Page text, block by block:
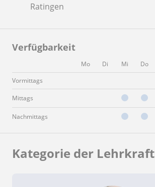
Ratingen
Verfügbarkeit
Mo Di Mi Do
Vormittags
Mittags
Nachmittags
Kategorie der Lehrkraft